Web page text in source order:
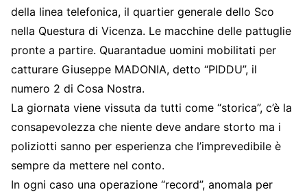
della linea telefonica, il quartier generale dello Sco
nella Questura di Vicenza. Le macchine delle pattuglie
pronte a partire. Quarantadue uomini mobilitati per
catturare Giuseppe MADONIA, detto “PIDDU”, il
numero 2 di Cosa Nostra.
La giornata viene vissuta da tutti come “storica”, c’è la
consapevolezza che niente deve andare storto ma i
poliziotti sanno per esperienza che l’imprevedibile è
sempre da mettere nel conto.
In ogni caso una operazione “record”, anomala per